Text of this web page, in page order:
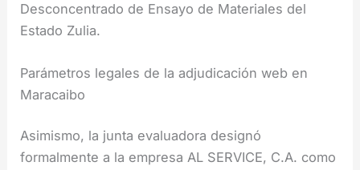
Desconcentrado de Ensayo de Materiales del
Estado Zulia.
Parámetros legales de la adjudicación web en
Maracaibo
Asimismo, la junta evaluadora designó
formalmente a la empresa AL SERVICE, C.A. como